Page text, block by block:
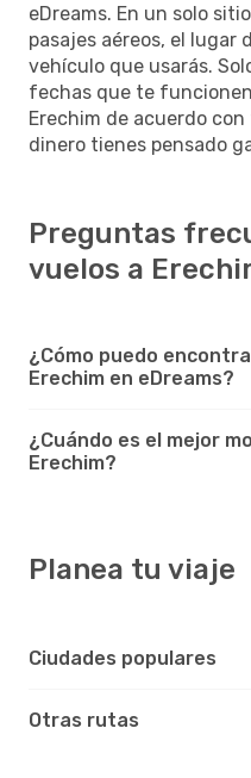
eDreams. En un solo
pasajes aéreos, el lugar
vehículo que usarás.
fechas que te
Erechim de acuerdo
dinero tienes pensado
Preguntas
vuelos a
¿Cómo puedo
Erechim en eDreams?
¿Cuándo es el mejor
Erechim?
Planea tu viaje
Ciudades populares
Otras rutas